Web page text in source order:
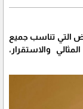
التي تناسب جميع
والاستقرار،